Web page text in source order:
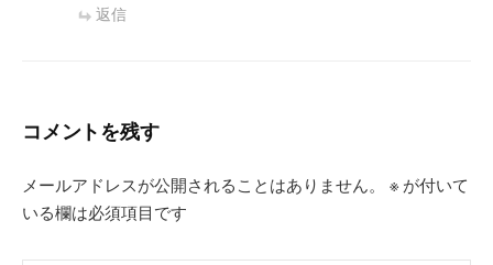
返信
コメントを残す
メールアドレスが公開されることはありません。 ※ が付いて
いる欄は必須項目です